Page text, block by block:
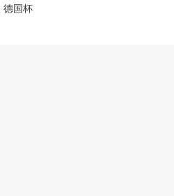
德国杯